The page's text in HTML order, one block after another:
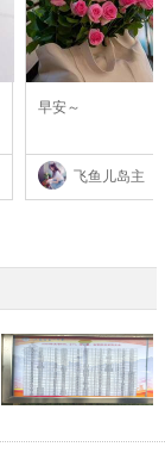
早安～
飞鱼儿岛主